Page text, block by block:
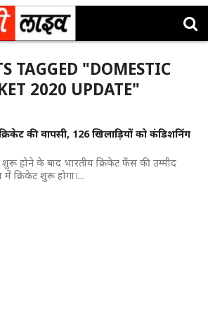
TAGGED "DOMESTIC
2020 UPDATE"
की वापसी, 126 खिलाड़ियों को कंडिशनिंग
होने के बाद भारतीय क्रिकेट फैंस की उम्मीद
क्रिकेट शुरू होगा।...